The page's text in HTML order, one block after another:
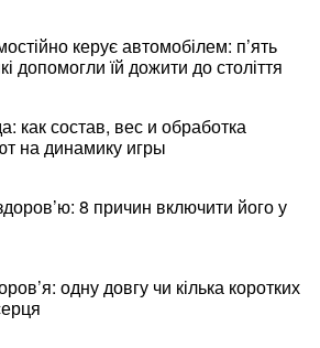
керує автомобілем: п’ять
допомогли їй дожити до століття
как состав, вес и обработка
на динамику игры
8 причин включити його у
одну довгу чи кілька коротких